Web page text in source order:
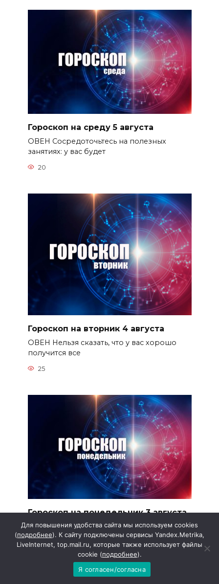
Гороскоп на среду 5 августа
ОВЕН Сосредоточьтесь на полезных
занятиях: у вас будет
20
Гороскоп на вторник 4 августа
ОВЕН Нельзя сказать, что у вас хорошо
получится все
25
Гороскоп на понедельник 3 августа
ОВЕН Начало дня может оказаться
довольно сложным, особенно
Для повышения удобства сайта мы используем cookies
(подробнее). К сайту подключены сервисы Yandex.Metrika,
LiveInternet, top.mail.ru, которые также использует файлы
cookie (подробнее).
Я согласен/согласна